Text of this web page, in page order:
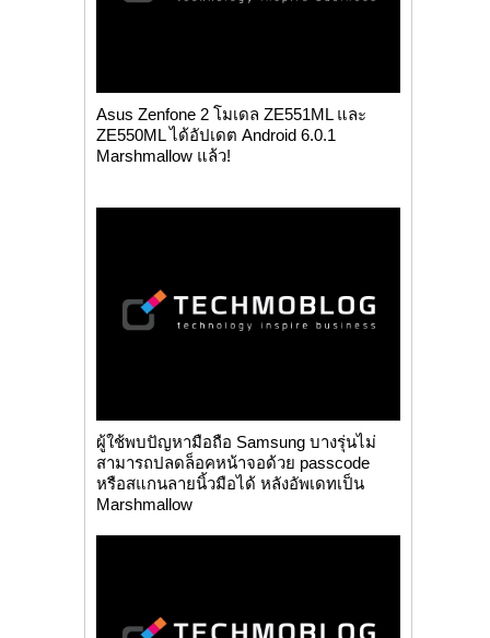
Asus Zenfone 2 โมเดล ZE551ML และ
ZE550ML ได้อัปเดต Android 6.0.1
Marshmallow แล้ว!
ผู้ใช้พบปัญหามือถือ Samsung บางรุ่นไม่
สามารถปลดล็อคหน้าจอด้วย passcode
หรือสแกนลายนิ้วมือได้ หลังอัพเดทเป็น
Marshmallow